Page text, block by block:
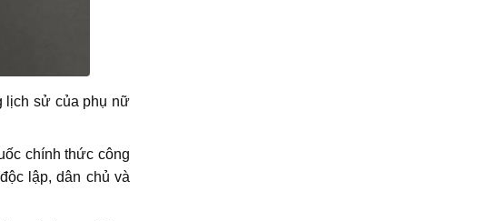
lịch sử của phụ nữ
chính thức công
lập, dân chủ và